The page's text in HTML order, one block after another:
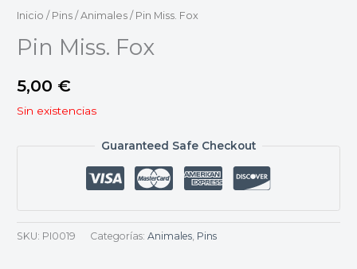
Inicio / Pins / Animales / Pin Miss. Fox
Pin Miss. Fox
5,00 €
Sin existencias
Guaranteed Safe Checkout
SKU: PI0019 Categorías: Animales, Pins